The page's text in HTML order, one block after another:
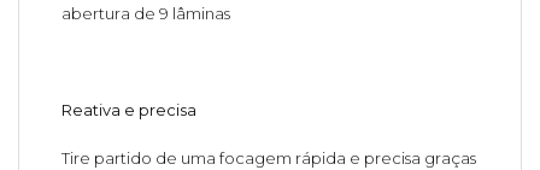
abertura de 9 lâminas
Reativa e precisa
Tire partido de uma focagem rápida e precisa graças